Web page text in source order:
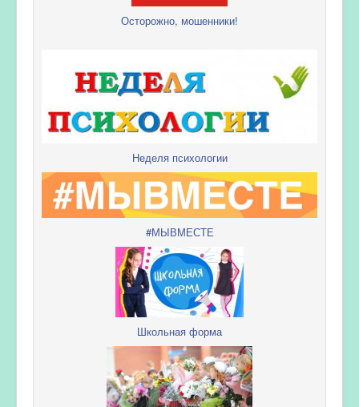
Осторожно, мошенники!
Неделя психологии
#МЫВМЕСТЕ
Школьная форма